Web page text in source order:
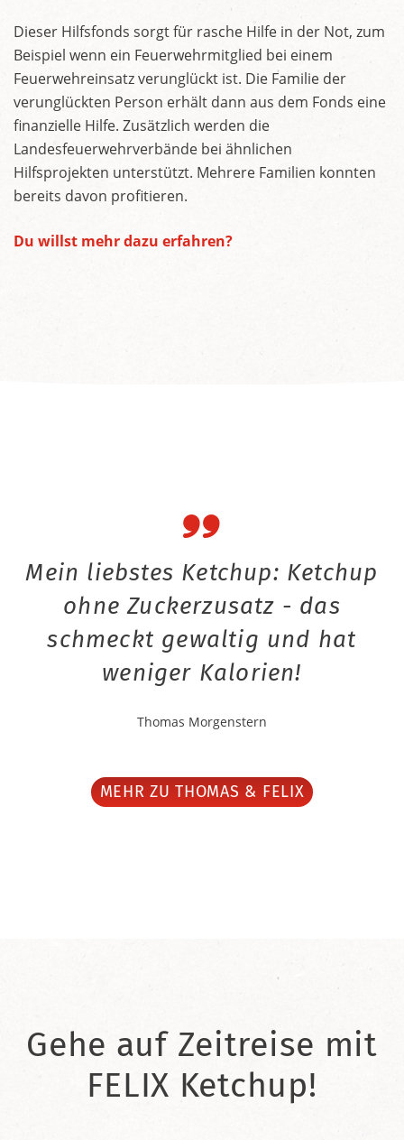
Dieser Hilfsfonds sorgt für rasche Hilfe in der Not, zum
Beispiel wenn ein Feuerwehrmitglied bei einem
Feuerwehreinsatz verunglückt ist. Die Familie der
verunglückten Person erhält dann aus dem Fonds eine
finanzielle Hilfe. Zusätzlich werden die
Landesfeuerwehrverbände bei ähnlichen
Hilfsprojekten unterstützt. Mehrere Familien konnten
bereits davon profitieren.
Du willst mehr dazu erfahren?
Mein liebstes Ketchup: Ketchup
ohne Zuckerzusatz - das
schmeckt gewaltig und hat
weniger Kalorien!
Thomas Morgenstern
MEHR ZU THOMAS & FELIX
Gehe auf Zeitreise mit
FELIX Ketchup!